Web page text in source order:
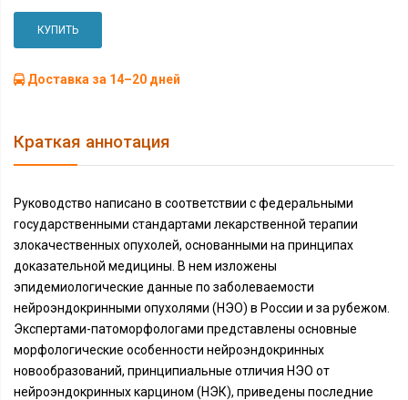
КУПИТЬ
Доставка за 14–20 дней
Краткая аннотация
Руководство написано в соответствии с федеральными
государственными стандартами лекарственной терапии
злокачественных опухолей, основанными на принципах
доказательной медицины. В нем изложены
эпидемиологические данные по заболеваемости
нейроэндокринными опухолями (НЭО) в России и за рубежом.
Экспертами-патоморфологами представлены основные
морфологические особенности нейроэндокринных
новообразований, принципиальные отличия НЭО от
нейроэндокринных карцином (НЭК), приведены последние